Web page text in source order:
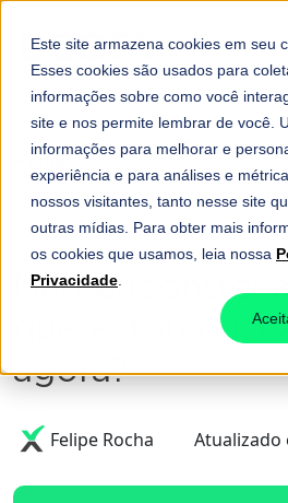
Este site armazena cookies em seu
Esses cookies são usados para
informações sobre como você
site e nos permite lembrar de você.
informações para melhorar e
experiência e para análises e
nossos visitantes, tanto nesse site
outras mídias. Para obter mais
os cookies que usamos, leia nossa
Privacidade
Home-Não encontrei a
buscando. E agora?
Não encontrei
que estou
agora?
Felipe Rocha Atualizado